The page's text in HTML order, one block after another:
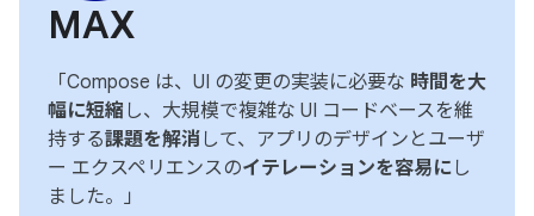
MAX
「Compose は、UI の変更の実装に必要な 時間を大
幅に短縮 し、大規模で複雑な UI コードベースを維
持する課題を解消 して、アプリのデザインとユーザ
ー エクスペリエンスのイテレーションを容易に し
ました。」